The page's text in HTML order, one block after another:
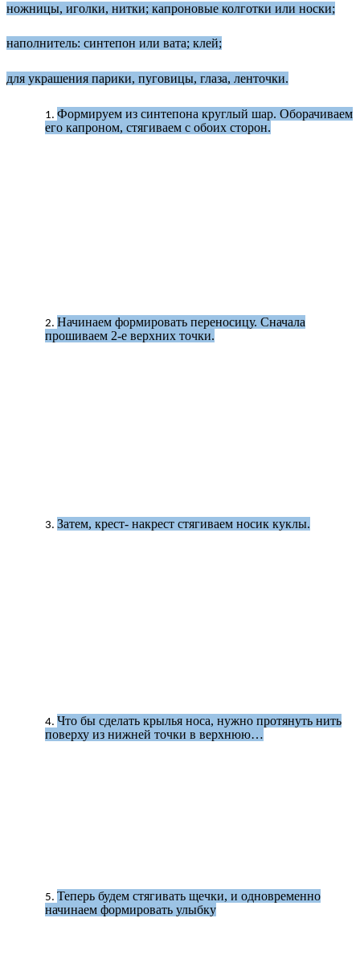
ножницы, иголки, нитки; капроновые колготки или носки;
наполнитель: синтепон или вата; клей;
для украшения парики, пуговицы, глаза, ленточки.
Формируем из синтепона круглый шар. Оборачиваем
его капроном, стягиваем с обоих сторон.
Начинаем формировать переносицу. Сначала
прошиваем 2-е верхних точки.
Затем, крест- накрест стягиваем носик куклы.
Что бы сделать крылья носа, нужно протянуть нить
поверху из нижней точки в верхнюю…
Теперь будем стягивать щечки, и одновременно
начинаем формировать улыбку